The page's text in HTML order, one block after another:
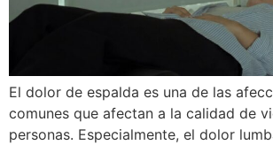
El dolor de espalda es una de las
comunes que afectan a la calidad de
personas. Especialmente, el dolor